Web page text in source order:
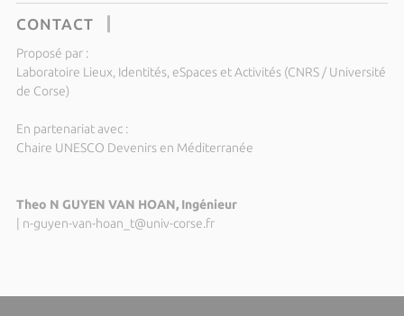
CONTACT
Proposé par :
Laboratoire Lieux, Identités, eSpaces et Activités (CNRS / Université
de Corse)
En partenariat avec :
Chaire UNESCO Devenirs en Méditerranée
Theo N GUYEN VAN HOAN, Ingénieur
n-guyen-van-hoan_t@univ-corse.fr